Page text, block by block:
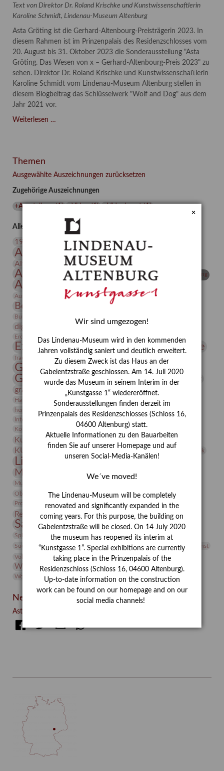
Text von Direktor Dr. Roland Krischke und Kunstwissenschaftlerin
Karoline Schmidt, Lindenau-Museum Altenburg
Asta Gröting ist die Gerhard-Altenbourg-Preisträgerin 2023. In
diesem Rahmen ist im Prinzenpalais des Residenzschlosses vom
20. August bis 31. Oktober 2023 die Sonderausstellung "Asta
Gröting. Das Wesen von x – Gerhard-Altenbourg-Preis 2023" zu
sehen. Direktor Dr. Roland Krischke und Kunstwissenschaftlerin
Karoline Schmidt vom Lindenau-Museum Altenburg stellen in
diesem Blogbeitrag das Schlüsselwerk "Wolf and Dog" aus dem
Jahr 2021 vor.
Weiterlesen …
(2021)
Themen
Ausgewählte Auszeichnungen zurücksetzen
Zugehörige Auszeichnungen
+Ausstellung(1) +Video(1) +Videokunst(1)
Alle Auszeichnungen (106)
19. Jahrhundert
20. Jahrhundert
Altenburg Altenburger Museen
Altenburger Praxisjahr Altenburger Schlossberg
Antike Architektur Archiv Archäologie Asta Gröting
Ausstellung
Ausstellung „Vier Winde“
Bauhaus Berlin in den Zwanziger Jahren
Bernhard August von Lindenau
Burg Posterstein
digitallabor Entartete Kunst
Enteignung
Erdmann Julius Dietrich
Erlebnisportal estrusker Exlibris
Expressionismus Festrede Florenz Fotografie
frauen Frauen in der Antike und heute
Gerhard-Altenbourg-Preis
Gerhard Altenbourg
Gerhard Kurt Müller
grafische sammlung griechische Mythologie
Hanns-Conon von der Gabelentz Heinrich Kirchhoff Heldinnen
herman de vries Humboldt
Insekten
Integriertes Schädlingsmanagement
Jahresempfang
Jubiläum
Kolosseum
Kooperationsausstellung Korkmodelle Kunst
Kunstmuseum Kunstvermittlung
KUNSTWAND Künstler Künstlerin Lehmbruck
Lindenau-Museum
Museumsgeschichte Museumsnacht
Museumspädagogik
Objekt im Fokus
Paul Klee Peter Schnürpel Phelloplastik
Pohlhof
Provenienz
Provenienzforschung
Restaurierung Restitution Rudi Lesser Ruth Wolf-Rehfeld
Sammlung Samstagszeichner Skulptur
Sonderausstellung
Sphinx
studio Studio Bildende Kunst
studioDIGITAL
Suermondt-Ludwig-Museum
Vermittlung Video
Videokunst
Volontariat
Walter Rheiner Weihnachten Werefkin
Werkbetrachtung Winter Wissenschaft
Wolf and Dog
Wolf und Hund
Zirkuswoche
Neueste Beiträge
Asta Gröting: Wolf and Dog (2021)
×
Wir sind umgezogen!
Das Lindenau-Museum wird in den kommenden
Jahren vollständig saniert und deutlich erweitert.
Zu diesem Zweck ist das Haus an der
Gabelentzstraße geschlossen. Am 14. Juli 2020
wurde das Museum in seinem Interim in der
„Kunstgasse 1“ wiedereröffnet.
Sonderausstellungen finden derzeit im
Prinzenpalais des Residenzschlosses (Schloss 16,
04600 Altenburg) statt.
Aktuelle Informationen zu den Bauarbeiten
finden Sie auf unserer Homepage und auf
unseren Social-Media-Kanälen!
We´ve moved!
The Lindenau-Museum will be completely
renovated and significantly expanded in the
coming years. For this purpose, the building on
Gabelentzstraße will be closed. On 14 July 2020
the museum has reopened its interim at
“Kunstgasse 1”. Special exhibitions are currently
taking place in the Prinzenpalais of the
Residenzschloss (Schloss 16, 04600 Altenburg).
Up-to-date information on the construction
work can be found on our homepage and on our
social media channels!